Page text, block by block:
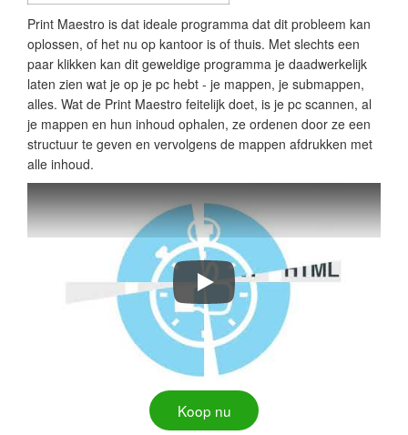
Print Maestro is dat ideale programma dat dit probleem kan
oplossen, of het nu op kantoor is of thuis. Met slechts een
paar klikken kan dit geweldige programma je daadwerkelijk
laten zien wat je op je pc hebt - je mappen, je submappen,
alles. Wat de Print Maestro feitelijk doet, is je pc scannen, al
je mappen en hun inhoud ophalen, ze ordenen door ze een
structuur te geven en vervolgens de mappen afdrukken met
alle inhoud.
Print Folder Tree Fast & Easy
Koop nu